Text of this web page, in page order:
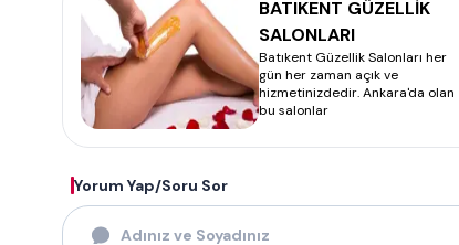
BATIKENT GÜZELLİK
SALONLARI
Batıkent Güzellik Salonları her
gün her zaman açık ve
hizmetinizdedir. Ankara'da olan
bu salonlar
Yorum Yap/Soru Sor